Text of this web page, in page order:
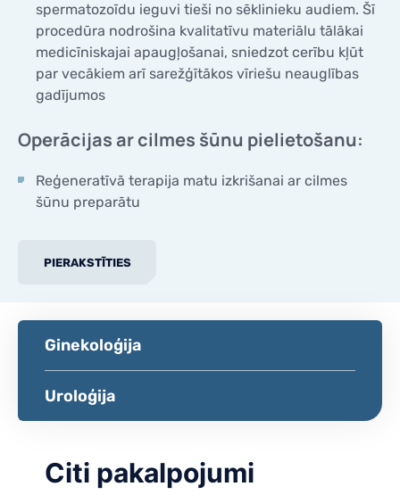
spermatozoīdu ieguvi tieši no sēklinieku audiem. Šī
procedūra nodrošina kvalitatīvu materiālu tālākai
medicīniskajai apaugļošanai, sniedzot cerību kļūt
par vecākiem arī sarežģītākos vīriešu neauglības
gadījumos
Operācijas ar cilmes šūnu pielietošanu:
Reģeneratīvā terapija matu izkrišanai ar cilmes
šūnu preparātu
PIERAKSTĪTIES
Ginekoloģija
Uroloģija
Citi pakalpojumi